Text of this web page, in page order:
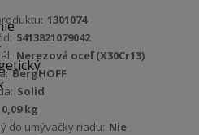
1301074
5413821079042
Nerezová oceľ (X30Cr13)
BergHOFF
Solid
0,09 kg
do umývačky riadu: Nie